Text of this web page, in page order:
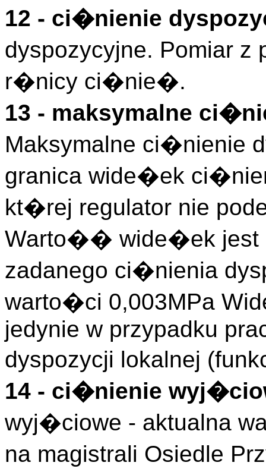
12 - ci�nienie
dyspozycyjne. Pomiar
r�nicy ci�nie�.
13 - maksymalne
Maksymalne ci�nienie
granica wide�ek
kt�rej regulator nie
Warto�� wide�ek jest
zadanego ci�nienia
warto�ci 0,003MPa
jedynie w przypadku
dyspozycji lokalnej
14 - ci�nienie
wyj�ciowe - aktualna
na magistrali Osiedle